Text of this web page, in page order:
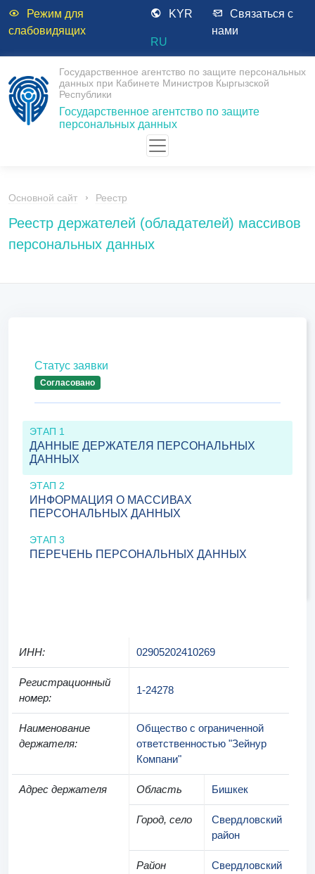
Режим для
слабовидящих
KYR
RU
Связаться с
нами
Государственное агентство по защите персональных
данных при Кабинете Министров Кыргызской
Республики
Государственное агентство по защите
персональных данных
Основной сайт Реестр
Реестр держателей (обладателей) массивов
персональных данных
Статус заявки
Согласовано
ЭТАП 1
ДАННЫЕ ДЕРЖАТЕЛЯ ПЕРСОНАЛЬНЫХ
ДАННЫХ
ЭТАП 2
ИНФОРМАЦИЯ О МАССИВАХ
ПЕРСОНАЛЬНЫХ ДАННЫХ
ЭТАП 3
ПЕРЕЧЕНЬ ПЕРСОНАЛЬНЫХ ДАННЫХ
ИНН: 02905202410269
Регистрационный
номер:
1-24278
Наименование
держателя:
Общество с ограниченной
ответственностью "Зейнур
Компани"
Адрес держателя Область Бишкек
Город, село
Свердловский
район
Район
Свердловский